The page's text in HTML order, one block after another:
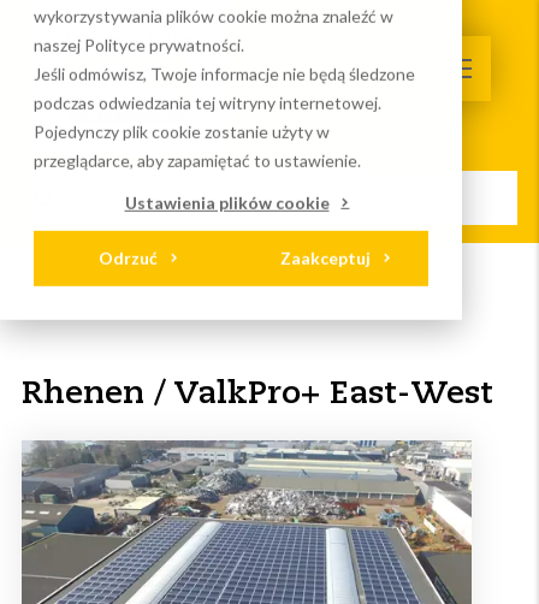
wykorzystywania plików cookie można znaleźć w
naszej Polityce prywatności.
Jeśli odmówisz, Twoje informacje nie będą śledzone
podczas odwiedzania tej witryny internetowej.
Pojedynczy plik cookie zostanie użyty w
przeglądarce, aby zapamiętać to ustawienie.
Ustawienia plików cookie
Zaakceptuj
Odrzuć
Rhenen / ValkPro+ East-West